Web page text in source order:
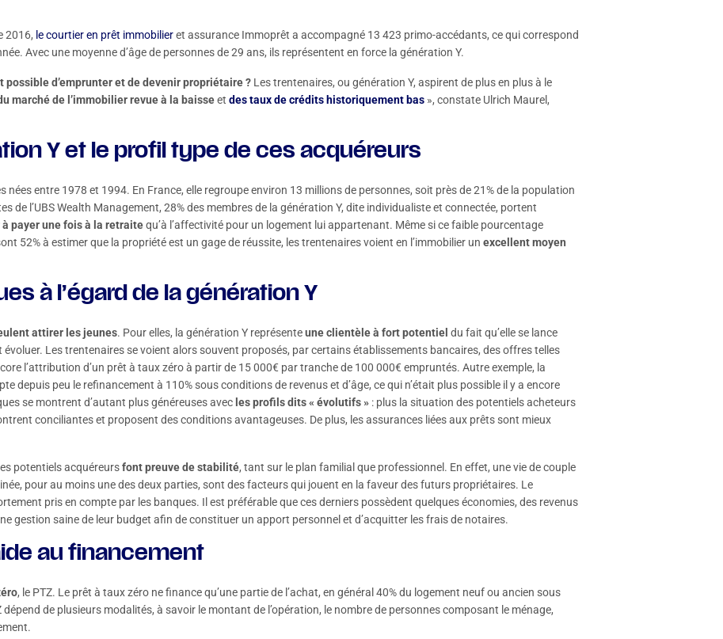
2016, le courtier en prêt immobilieret assurance Immoprêt a accompagné 13 423 primo-accédants, ce qui correspond
Avec une moyenne d’âge de personnes de 29 ans, ils représentent en force la génération Y.
d’emprunter et de devenir propriétaire ? Les trentenaires, ou génération Y, aspirent de plus en plus à le
marché de l’immobilier revue à la baisseet des taux de crédits historiquement bas », constate Ulrich Maurel,
Y et le profil type de ces acquéreurs
nées entre 1978 et 1994. En France, elle regroupe environ 13 millions de personnes, soit près de 21% de la population
de l’UBS Wealth Management, 28% des membres de la génération Y, dite individualiste et connectée, portent
payer une fois à la retraitequ’à l’affectivité pour un logement lui appartenant. Même si ce faible pourcentage
52% à estimer que la propriété est un gage de réussite, les trentenaires voient en l’immobilier un excellent moyen
à l’égard de la génération Y
attirer les jeunes. Pour elles, la génération Y représenteune clientèle à fort potentiel du fait qu’elle se lance
Les trentenaires se voient alors souvent proposés, par certains établissements bancaires, des offres telles
l’attribution d’un prêt à taux zéro à partir de 15 000€ par tranche de 100 000€ empruntés. Autre exemple, la
depuis peu le refinancement à 110% sous conditions de revenus et d’âge, ce qui n’était plus possible il y a encore
se montrent d’autant plus généreuses avec les profils dits « évolutifs » : plus la situation des potentiels acheteurs
conciliantes et proposent des conditions avantageuses. De plus, les assurances liées aux prêts sont mieux
potentiels acquéreursfont preuve de stabilité, tant sur le plan familial que professionnel. En effet, une vie de couple
pour au moins une des deux parties, sont des facteurs qui jouent en la faveur des futurs propriétaires. Le
pris en compte par les banques. Il est préférable que ces derniers possèdent quelques économies, des revenus
gestion saine de leur budget afin de constituer un apport personnel et d’acquitter les frais de notaires.
au financement
, le PTZ. Le prêt à taux zéro ne finance qu’une partie de l’achat, en général 40% du logement neuf ou ancien sous
de plusieurs modalités, à savoir le montant de l’opération, le nombre de personnes composant le ménage,